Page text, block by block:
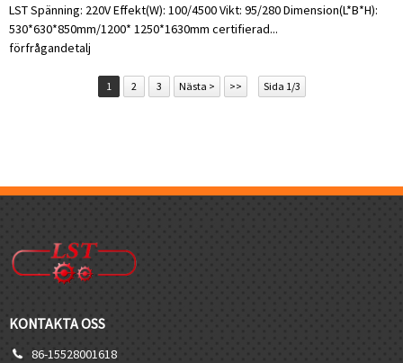
LST Spänning: 220V Effekt(W): 100/4500 Vikt: 95/280 Dimension(L*B*H):
530*630*850mm/1200* 1250*1630mm certifierad...
förfrågandetalj
1 2 3 Nästa > >> Sida 1/3
KONTAKTA OSS
86-15528001618